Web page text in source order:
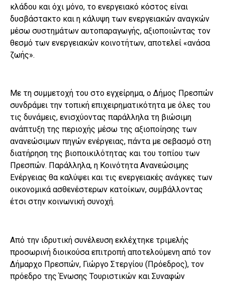
κλάδου και όχι μόνο, το ενεργειακό κόστος είναι
δυσβάστακτο και η κάλυψη των ενεργειακών αναγκών
μέσω συστημάτων αυτοπαραγωγής, αξιοποιώντας τον
θεσμό των ενεργειακών κοινοτήτων, αποτελεί «ανάσα
ζωής».
Με τη συμμετοχή του στο εγχείρημα, ο Δήμος Πρεσπών
συνδράμει την τοπική επιχειρηματικότητα με όλες του
τις δυνάμεις, ενισχύοντας παράλληλα τη βιώσιμη
ανάπτυξη της περιοχής μέσω της αξιοποίησης των
ανανεώσιμων πηγών ενέργειας, πάντα με σεβασμό στη
διατήρηση της βιοποικιλότητας και του τοπίου των
Πρεσπών. Παράλληλα, η Κοινότητα Ανανεώσιμης
Ενέργειας θα καλύψει και τις ενεργειακές ανάγκες των
οικονομικά ασθενέστερων κατοίκων, συμβάλλοντας
έτσι στην κοινωνική συνοχή.
Από την ιδρυτική συνέλευση εκλέχτηκε τριμελής
προσωρινή διοικούσα επιτροπή αποτελούμενη από τον
Δήμαρχο Πρεσπών, Γιώργο Στεργίου (Πρόεδρος), τον
πρόεδρο της Ένωσης Τουριστικών και Συναφών